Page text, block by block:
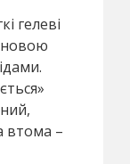
гелеві
втома –